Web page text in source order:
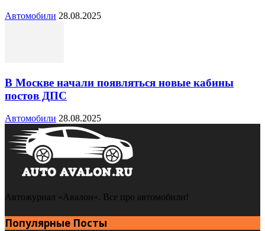
Автомобили 28.08.2025
В Москве начали появляться новые кабины
постов ДПС
Автомобили 28.08.2025
Автожурнал «Авалон». Все про автомобили!
Популярные Посты